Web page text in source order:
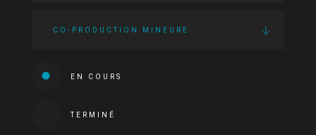
CO-PRODUCTION MINEURE
EN COURS
TERMINÉ